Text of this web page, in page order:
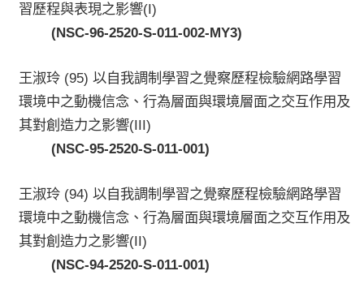
習歷程與表現之影響(I)
(NSC-96-2520-S-011-002-MY3)
王淑玲 (95) 以自我調制學習之覺察歷程檢驗網路學習
環境中之動機信念、行為層面與環境層面之交互作用及
其對創造力之影響(III)
(NSC-95-2520-S-011-001)
王淑玲 (94) 以自我調制學習之覺察歷程檢驗網路學習
環境中之動機信念、行為層面與環境層面之交互作用及
其對創造力之影響(II)
(NSC-94-2520-S-011-001)